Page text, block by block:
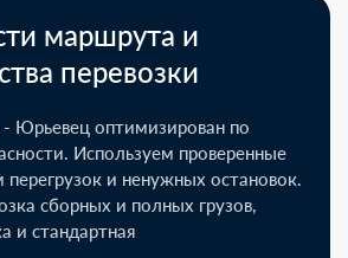
маршрута и
перевозки
Юрьевец оптимизирован по
Используем проверенные
перегрузок и ненужных остановок.
сборных и полных грузов,
и стандартная